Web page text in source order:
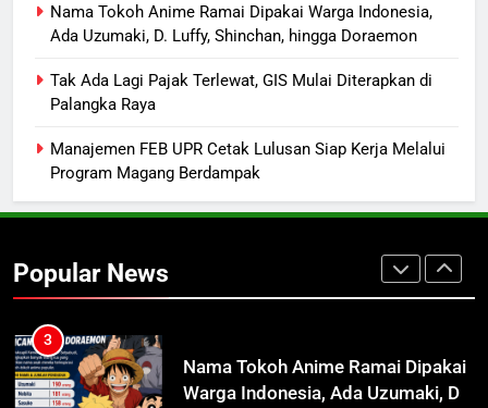
Nama Tokoh Anime Ramai Dipakai Warga Indonesia,
Ada Uzumaki, D. Luffy, Shinchan, hingga Doraemon
Tak Ada Lagi Pajak Terlewat, GIS Mulai Diterapkan di
Palangka Raya
Manajemen FEB UPR Cetak Lulusan Siap Kerja Melalui
Program Magang Berdampak
Popular News
Ketua dan Empat Komisioner KPU
Pilkada Rp40 Miliar
HUKUM DAN KRIMINAL
Presiden Prabowo Minta Bahlil
Segera Tuntaskan Pemadaman
3
Nama Tokoh Anime Ramai Dipakai
Warga Indonesia, Ada Uzumaki, D.